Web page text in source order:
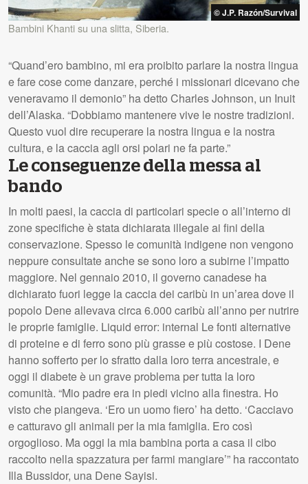
© J.P. Razón/Survival
Bambini Khanti su una slitta, Siberia.
“Quand’ero bambino, mi era proibito parlare la nostra lingua
e fare cose come danzare, perché i missionari dicevano che
veneravamo il demonio” ha detto Charles Johnson, un Inuit
dell’Alaska. “Dobbiamo mantenere vive le nostre tradizioni.
Questo vuol dire recuperare la nostra lingua e la nostra
cultura, e la caccia agli orsi polari ne fa parte.”
Le conseguenze della messa al
bando
In molti paesi, la caccia di particolari specie o all’interno di
zone specifiche è stata dichiarata illegale ai fini della
conservazione. Spesso le comunità indigene non vengono
neppure consultate anche se sono loro a subirne l’impatto
maggiore. Nel gennaio 2010, il governo canadese ha
dichiarato fuori legge la caccia dei caribù in un’area dove il
popolo Dene allevava circa 6.000 caribù all’anno per nutrire
le proprie famiglie. Liquid error: internal Le fonti alternative
di proteine e di ferro sono più grasse e più costose. I Dene
hanno sofferto per lo sfratto dalla loro terra ancestrale, e
oggi il diabete è un grave problema per tutta la loro
comunità. “Mio padre era in piedi vicino alla finestra. Ho
visto che piangeva. ‘Ero un uomo fiero’ ha detto. ‘Cacciavo
e catturavo gli animali per la mia famiglia. Ero così
orgoglioso. Ma oggi la mia bambina porta a casa il cibo
raccolto nella spazzatura per farmi mangiare’” ha raccontato
Illa Bussidor, una Dene Sayisi.